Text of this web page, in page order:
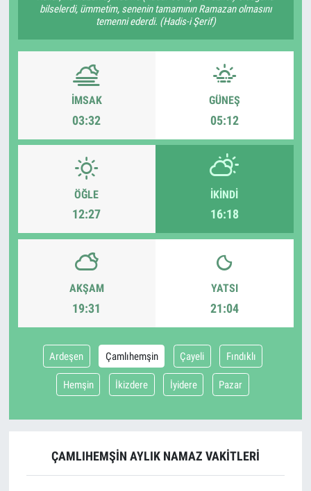
bilselerdi, ümmetim, senenin tamamının Ramazan olmasını
temenni ederdi. (Hadis-i Şerif)
İMSAK
03:32
GÜNEŞ
05:12
ÖĞLE
12:27
İKINDI
16:18
AKŞAM
19:31
YATSI
21:04
Ardeşen Çamlıhemşin Çayeli Fındıklı
Hemşin İkizdere İyidere Pazar
ÇAMLIHEMŞIN AYLIK NAMAZ VAKITLERI